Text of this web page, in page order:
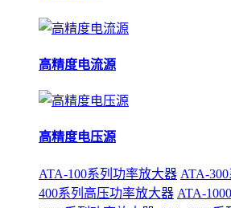
高精度电流源
高精度电压源
ATA-100系列功率放大器 ATA-
400系列高压功率放大器 ATA-